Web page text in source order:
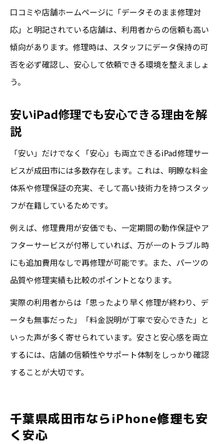
口コミや店舗ホームページに「データそのまま修理対
応」と明記されている店舗は、利用者からの信頼も高い
傾向があります。修理時は、スタッフにデータ保持の可
否を必ず確認し、安心して依頼できる環境を整えましょ
う。
安いiPad修理でも安心できる理由を解
説
「安い」だけでなく「安心」も両立できるiPad修理サー
ビスが成田市には多数存在します。これは、明瞭な料金
体系や修理保証の充実、そして高い技術力を持つスタッ
フが在籍しているためです。
例えば、修理費用が安価でも、一定期間の動作保証やア
フターサービスが付帯していれば、万が一のトラブル時
にも追加費用なしで再修理が可能です。また、パーツの
品質や修理実績も比較のポイントとなります。
実際の利用者からは「思ったより早く修理が終わり、デ
ータも無事だった」「料金説明が丁寧で安心できた」と
いった声が多く寄せられています。安さと安心感を両立
するには、店舗の信頼性やサポート体制をしっかり確認
することが大切です。
千葉県成田市ならiPhone修理も安
く安心